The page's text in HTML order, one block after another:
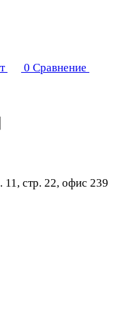
0 Сравнение
11, стр. 22, офис 239